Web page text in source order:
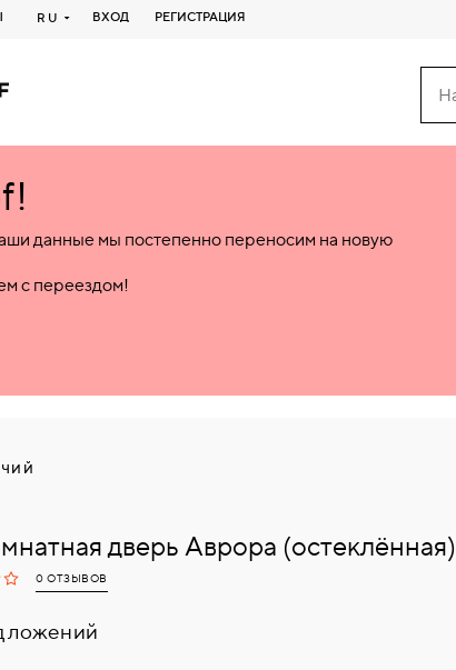
RU ВХОД РЕГИСТРАЦИЯ
данные мы постепенно переносим на новую
с переездом!
дверь Аврора (остеклённая)
0 ОТЗЫВОВ